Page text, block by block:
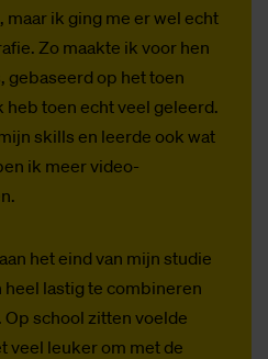
maar ik ging me er wel echt
Zo maakte ik voor hen
gebaseerd op het toen
toen echt veel geleerd.
skills en leerde ook wat
ik meer video-
het eind van mijn studie
heel lastig te combineren
school zitten voelde
veel leuker om met de